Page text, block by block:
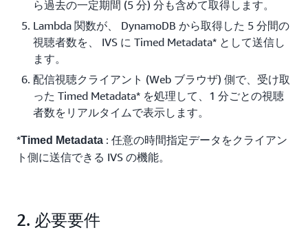
ら過去の一定期間 (5 分) 分も含めて取得します。
Lambda 関数が、 DynamoDB から取得した 5 分間の
視聴者数を、 IVS に Timed Metadata* として送信し
ます。
配信視聴クライアント (Web ブラウザ) 側で、受け取
った Timed Metadata* を処理して、1 分ごとの視聴
者数をリアルタイムで表示します。
*Timed Metadata : 任意の時間指定データをクライアン
ト側に送信できる IVS の機能。
2. 必要要件